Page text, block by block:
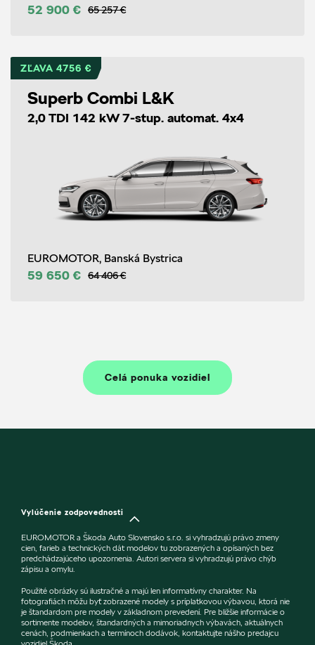
52 900 € 65 257 €
ZĽAVA 4756 €
Superb Combi L&K
2,0 TDI 142 kW 7-stup. automat. 4x4
EUROMOTOR, Banská Bystrica
59 650 € 64 406 €
Celá ponuka vozidiel
Vylúčenie zodpovednosti
EUROMOTOR a Škoda Auto Slovensko s.r.o. si vyhradzujú právo zmeny
cien, farieb a technických dát modelov tu zobrazených a opísaných bez
predchádzajúceho upozornenia. Autori servera si vyhradzujú právo chýb
zápisu a omylu.
Použité obrázky sú ilustračné a majú len informatívny charakter. Na
fotografiách môžu byť zobrazené modely s príplatkovou výbavou, ktorá nie
je štandardom pre modely v základnom prevedení. Pre bližšie informácie o
sortimente modelov, štandardných a mimoriadnych výbavách, aktuálnych
cenách, podmienkach a termínoch dodávok, kontaktujte nášho predajcu